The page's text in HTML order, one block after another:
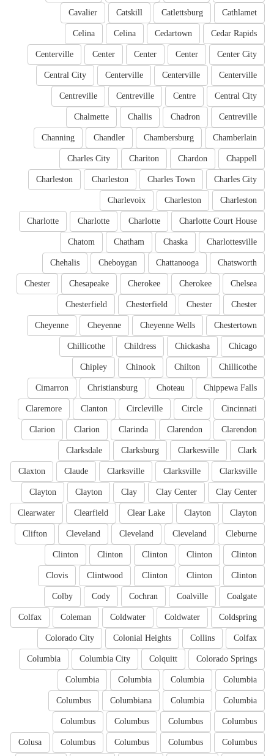
Cathlamet
Catlettsburg
Catskill
Cavalier
Cedar Rapids
Cedartown
Celina
Celina
Center City
Center
Center
Center
Centerville
Centerville
Centerville
Centerville
Central City
Central City
Centre
Centreville
Centreville
Centreville
Chadron
Challis
Chalmette
Chamberlain
Chambersburg
Chandler
Channing
Chappell
Chardon
Chariton
Charles City
Charles City
Charles Town
Charleston
Charleston
Charleston
Charleston
Charlevoix
Charlotte Court House
Charlotte
Charlotte
Charlotte
Charlottesville
Chaska
Chatham
Chatom
Chatsworth
Chattanooga
Cheboygan
Chehalis
Chelsea
Cherokee
Cherokee
Chesapeake
Chester
Chester
Chester
Chesterfield
Chesterfield
Chestertown
Cheyenne Wells
Cheyenne
Cheyenne
Chicago
Chickasha
Childress
Chillicothe
Chillicothe
Chilton
Chinook
Chipley
Chippewa Falls
Choteau
Christiansburg
Cimarron
Cincinnati
Circle
Circleville
Clanton
Claremore
Clarendon
Clarendon
Clarinda
Clarion
Clarion
Clark
Clarkesville
Clarksburg
Clarksdale
Clarksville
Clarksville
Clarksville
Claude
Claxton
Clay Center
Clay Center
Clay
Clayton
Clayton
Clayton
Clayton
Clear Lake
Clearfield
Clearwater
Cleburne
Cleveland
Cleveland
Cleveland
Clifton
Clinton
Clinton
Clinton
Clinton
Clinton
Clinton
Clinton
Clinton
Clintwood
Clovis
Coalgate
Coalville
Cochran
Cody
Colby
Coldspring
Coldwater
Coldwater
Coleman
Colfax
Colfax
Collins
Colonial Heights
Colorado City
Colorado Springs
Colquitt
Columbia City
Columbia
Columbia
Columbia
Columbia
Columbia
Columbia
Columbia
Columbiana
Columbus
Columbus
Columbus
Columbus
Columbus
Columbus
Columbus
Columbus
Columbus
Colusa